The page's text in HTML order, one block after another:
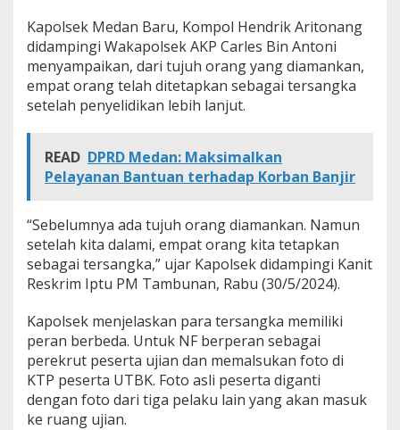
s
P
e
r
j
o
a
n
U
B
K
d
i
M
d
a
n
Kapolsek Medan Baru, Kompol Hendrik Aritonang
didampingi Wakapolsek AKP Carles Bin Antoni
menyampaikan, dari tujuh orang yang diamankan,
empat orang telah ditetapkan sebagai tersangka
setelah penyelidikan lebih lanjut.
READ DPRD Medan: Maksimalkan
Pelayanan Bantuan terhadap Korban Banjir
“Sebelumnya ada tujuh orang diamankan. Namun
setelah kita dalami, empat orang kita tetapkan
sebagai tersangka,” ujar Kapolsek didampingi Kanit
Reskrim Iptu PM Tambunan, Rabu (30/5/2024).
Kapolsek menjelaskan para tersangka memiliki
peran berbeda. Untuk NF berperan sebagai
perekrut peserta ujian dan memalsukan foto di
KTP peserta UTBK. Foto asli peserta diganti
dengan foto dari tiga pelaku lain yang akan masuk
ke ruang ujian.